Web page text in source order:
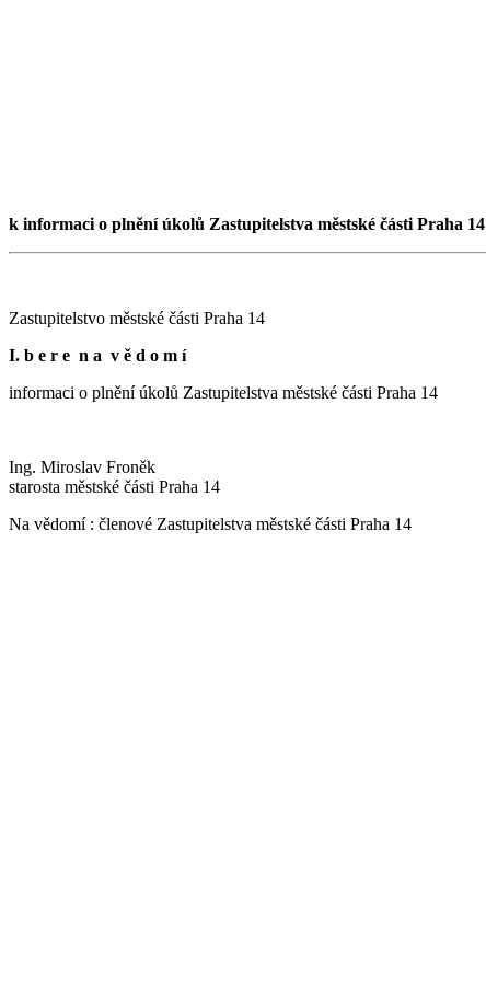
k informaci o plnění úkolů Zastupitelstva městské části Praha 14
Zastupitelstvo městské části Praha 14
I. b e r e n a v ě d o m í
informaci o plnění úkolů Zastupitelstva městské části Praha 14
Ing. Miroslav Froněk
starosta městské části Praha 14
Na vědomí : členové Zastupitelstva městské části Praha 14